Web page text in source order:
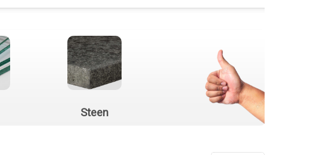
Steen